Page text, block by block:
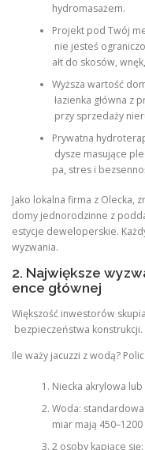
hydromasażem.
Projekt pod Twój
nie jesteś
ałt do skosów,
Wyższa wartość
łazienka główna z
przy sprzedaży
Prywatna
dysze masujące
pa, stres i
Jako lokalna firma z Olecka,
domy jednorodzinne z
estycje deweloperskie.
wyzwania.
2. Największe
ence głównej
Większość inwestorów
bezpieczeństwa konstrukcji.
Ile waży jacuzzi z wodą?
Niecka akrylowa
Woda: standardowa
miar mają
2 osoby kąpiące się: